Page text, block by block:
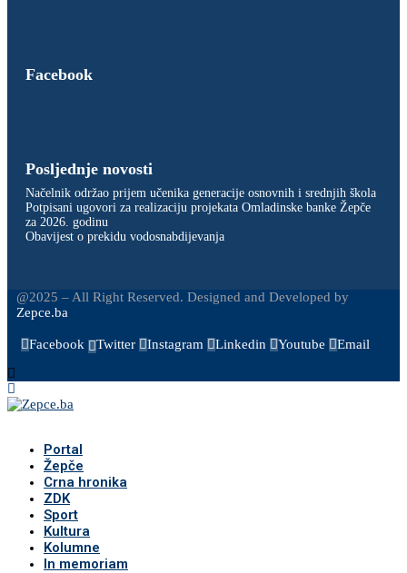
Facebook
Posljednje novosti
Načelnik održao prijem učenika generacije osnovnih i srednjih škola
Potpisani ugovori za realizaciju projekata Omladinske banke Žepče
za 2026. godinu
Obavijest o prekidu vodosnabdijevanja
@2025 – All Right Reserved. Designed and Developed by
Zepce.ba
Facebook Twitter Instagram Linkedin Youtube Email
Portal
Žepče
Crna hronika
ZDK
Sport
Kultura
Kolumne
In memoriam